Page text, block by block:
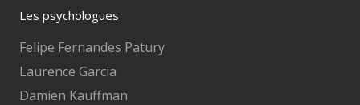
Les psychologues
Felipe Fernandes Patury
Laurence Garcia
Damien Kauffman